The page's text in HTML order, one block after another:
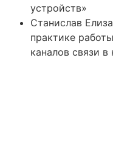
устройств»
Станислав
практике
каналов связи